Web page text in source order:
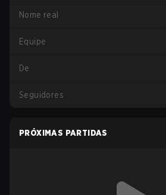
Nome real
Equipe
De
Seguidores
PRÓXIMAS PARTIDAS